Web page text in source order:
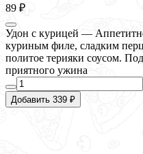
89 ₽
Удон с курицей —
куриным филе, сладким
политое терияки соусом.
приятного ужина
Добавить 339 ₽